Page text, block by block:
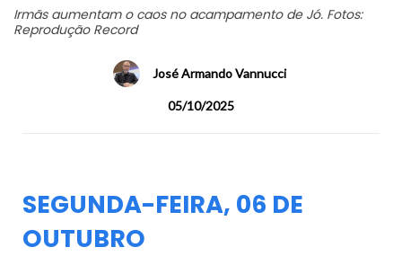
Irmãs aumentam o caos no acampamento de Jó. Fotos:
Reprodução Record
José Armando Vannucci
05/10/2025
SEGUNDA-FEIRA, 06 DE
OUTUBRO